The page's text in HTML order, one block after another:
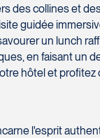
des collines et
guidée
un lunch
en faisant un
hôtel et
l'esprit